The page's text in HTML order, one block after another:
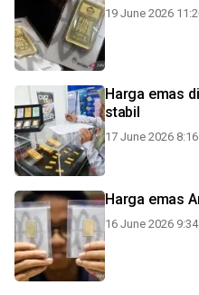
19 June 2026
Harga emas
stabil
17 June 2026
Harga emas
16 June 2026